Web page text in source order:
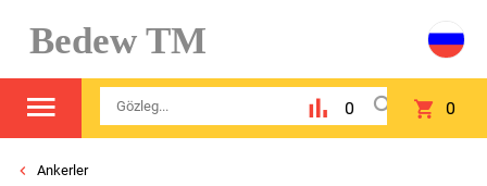
Bedew TM
0 0
Ankerler